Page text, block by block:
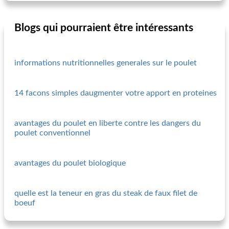
Blogs qui pourraient être intéressants
informations nutritionnelles generales sur le poulet
14 facons simples daugmenter votre apport en proteines
avantages du poulet en liberte contre les dangers du
poulet conventionnel
avantages du poulet biologique
quelle est la teneur en gras du steak de faux filet de
boeuf